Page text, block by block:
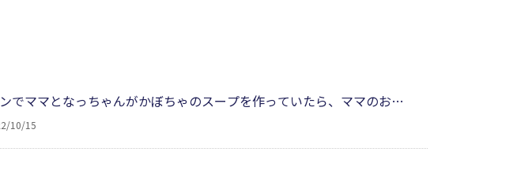
でママとなっちゃんがかぼちゃのスープを作っていたら、ママのおし
して、わたしはなっちゃんのもとへかえることができるのか
のいきものたちと出会う、小さなスプーンの小さな冒険を描いた楽
10/15